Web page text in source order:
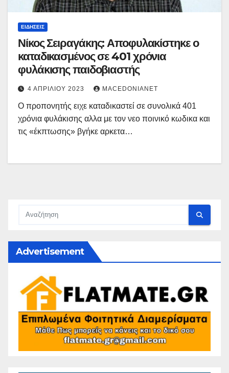
ΕΙΔΉΣΕΙΣ
Νίκος Σειραγάκης: Αποφυλακίστηκε ο
καταδικασμένος σε 401 χρόνια
φυλάκισης παιδοβιαστής
4 ΑΠΡΙΛΊΟΥ 2023 MACEDONIANET
Ο προπονητής ειχε καταδικαστεί σε συνολικά 401
χρόνια φυλάκισης αλλα με τον νεο ποινικό κωδικα και
τις «έκπτωσης» βγήκε αρκετα…
Advertisement